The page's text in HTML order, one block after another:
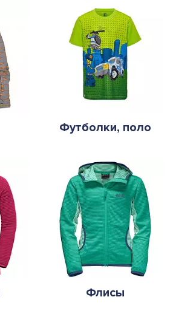
Футболки, поло
Флисы